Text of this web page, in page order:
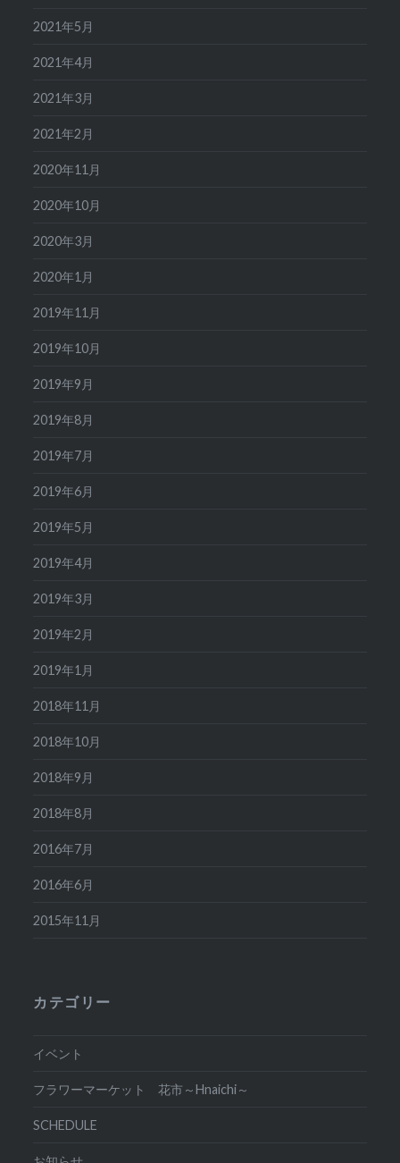
2021年5月
2021年4月
2021年3月
2021年2月
2020年11月
2020年10月
2020年3月
2020年1月
2019年11月
2019年10月
2019年9月
2019年8月
2019年7月
2019年6月
2019年5月
2019年4月
2019年3月
2019年2月
2019年1月
2018年11月
2018年10月
2018年9月
2018年8月
2016年7月
2016年6月
2015年11月
カテゴリー
イベント
フラワーマーケット 花市～Hnaichi～
SCHEDULE